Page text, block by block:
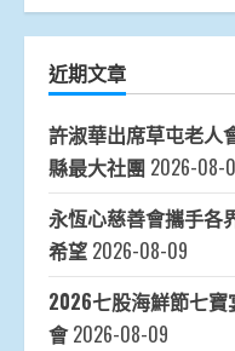
近期文章
許淑華出席草屯老人
縣最大社團 2026-08-
永恆心慈善會攜手
希望 2026-08-09
2026七股海鮮節七
會 2026-08-09